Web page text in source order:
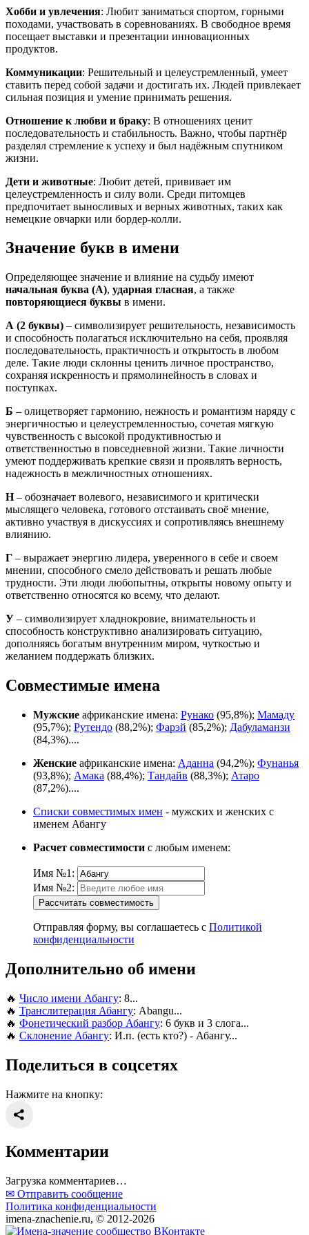
Хобби и увлечения: Любит заниматься спортом, горными
походами, участвовать в соревнованиях. В свободное время
посещает выставки и презентации инновационных
продуктов.
Коммуникации: Решительный и целеустремленный, умеет
ставить перед собой задачи и достигать их. Людей привлекает
сильная позиция и умение принимать решения.
Отношение к любви и браку: В отношениях ценит
последовательность и стабильность. Важно, чтобы партнёр
разделял стремление к успеху и был надёжным спутником
жизни.
Дети и животные: Любит детей, прививает им
целеустремленность и силу воли. Среди питомцев
предпочитает выносливых и верных животных, таких как
немецкие овчарки или бордер-колли.
Значение букв в имени
Определяющее значение и влияние на судьбу имеют
начальная буква (А), ударная гласная, а также
повторяющиеся буквы в имени.
А (2 буквы) – символизирует решительность, независимость
и способность полагаться исключительно на себя, проявляя
последовательность, практичность и открытость в любом
деле. Такие люди склонны ценить личное пространство,
сохраняя искренность и прямолинейность в словах и
поступках.
Б – олицетворяет гармонию, нежность и романтизм наряду с
энергичностью и целеустремленностью, сочетая мягкую
чувственность с высокой продуктивностью и
ответственностью в повседневной жизни. Такие личности
умеют поддерживать крепкие связи и проявлять верность,
надежность в межличностных отношениях.
Н– обозначает волевого, независимого и критически
мыслящего человека, готового отстаивать своё мнение,
активно участвуя в дискуссиях и сопротивляясь внешнему
влиянию.
Г – выражает энергию лидера, уверенного в себе и своем
мнении, способного смело действовать и решать любые
трудности. Эти люди любопытны, открыты новому опыту и
ответственно относятся ко всему, что делают.
У – символизирует хладнокровие, внимательность и
способность конструктивно анализировать ситуацию,
дополняясь богатым внутренним миром, чуткостью и
желанием поддержать близких.
Совместимые имена
Мужские африканские имена: Рунако (95,8%); Мамаду
(95,7%); Рутендо (88,2%); Фарэй (85,2%); Дабуламанзи
(84,3%)....
Женские африканские имена: Аданна (94,2%); Фунанья
(93,8%); Амака (88,4%); Тандайв (88,3%); Атаро
(87,2%)....
Списки совместимых имен - мужских и женских с
именем Абангу
Расчет совместимости с любым именем:
Имя №1:
Имя №2:
Рассчитать совместимость
Отправляя форму, вы соглашаетесь с Политикой
конфиденциальности
Дополнительно об имени
🔥 Число имени Абангу: 8...
🔥 Транслитерация Абангу: Abangu...
🔥 Фонетический разбор Абангу: 6 букв и 3 слога...
🔥 Склонение Абангу: И.п. (есть кто?) - Абангу...
Поделиться в соцсетях
Нажмите на кнопку:
Комментарии
Загрузка комментариев…
✉ Отправить сообщение
Политика конфиденциальности
imena-znachenie.ru, © 2012-2026